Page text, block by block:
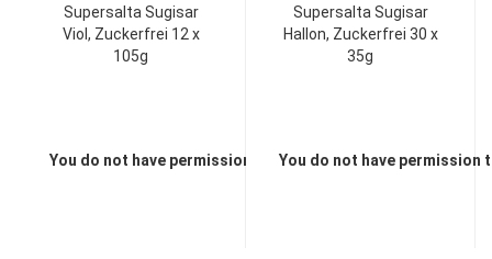
Supersalta Sugisar
Viol, Zuckerfrei 12 x
105g
You do not have permission to view the prices
Supersalta Sugisar
Hallon, Zuckerfrei 30 x
35g
You do not have permission